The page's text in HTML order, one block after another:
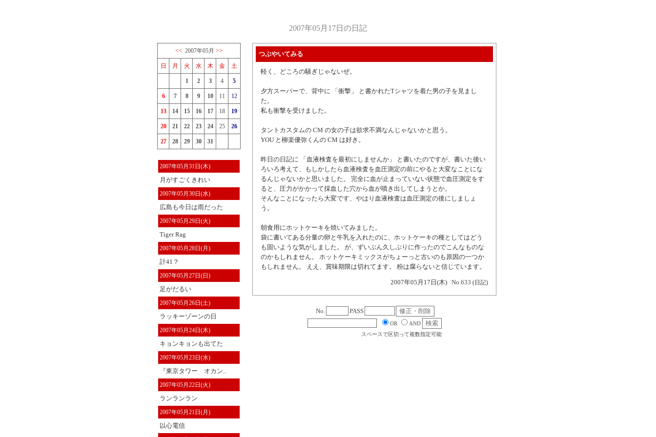
2007年05月17日の日記
<< 2007年05月 >>
日 月 火 水 木 金 土
1 2 3 4 5
6 7 8 9 10 11 12
13 14 15 16 17 18 19
20 21 22 23 24 25 26
27 28 29 30 31
2007年05月31日(木)
月がすごくきれい
2007年05月30日(水)
広島も今日は雨だった
2007年05月29日(火)
Tiger Rag
2007年05月28日(月)
計41？
2007年05月27日(日)
足がだるい
2007年05月26日(土)
ラッキーゾーンの日
2007年05月24日(木)
キョンキョンも出てた
2007年05月23日(水)
『東京タワー オカン..
2007年05月22日(火)
ランランラン
2007年05月21日(月)
以心電信
つぶやいてみる
軽く、どころの騒ぎじゃないぜ。
夕方スーパーで、背中に 「衝撃」 と書かれたTシャツを着た男の子を見まし
た。
私も衝撃を受けました。
タントカスタムの CM の女の子は欲求不満なんじゃないかと思う。
YOU と柳楽優弥くんの CM は好き。
昨日の日記に 「血液検査を最初にしませんか」 と書いたのですが、書いた後い
ろいろ考えて、もしかしたら血液検査を血圧測定の前にやると大変なことにな
るんじゃないかと思いました。 完全に血が止まっていない状態で血圧測定をす
ると、圧力がかかって採血した穴から血が噴き出してしまうとか。
そんなことになったら大変です、やはり血液検査は血圧測定の後にしましょ
う。
朝食用にホットケーキを焼いてみました。
袋に書いてある分量の卵と牛乳を入れたのに、ホットケーキの種としてはどう
も固いような気がしました。 が、ずいぶん久しぶりに作ったのでこんなものな
のかもしれません。 ホットケーキミックスがちょーっと古いのも原因の一つか
もしれません。 ええ、賞味期限は切れてます。 粉は腐らないと信じています。
2007年05月17日(木) No.633 (日記)
No. PASS
OR
AND
スペースで区切って複数指定可能